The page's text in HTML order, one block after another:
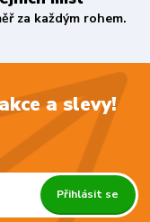
za každým rohem.
a slevy!
Přihlásit se